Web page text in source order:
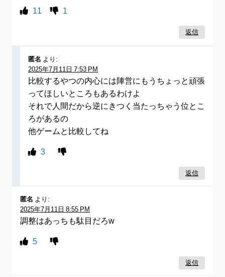
11 1
返信
匿名 より:
2025年7月11日 7:53 PM
比較するやつの内心には陣営にもうちょっと頑張
ってほしいところもあるわけよ
それで人間だから逆にきつく当たっちゃう位とこ
ろがあるの
他ゲームと比較してね
3
返信
匿名 より:
2025年7月11日 8:55 PM
調整はあっちも駄目だろw
5
返信